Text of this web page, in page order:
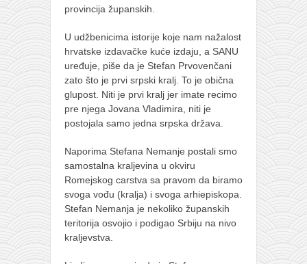
provincija županskih.
U udžbenicima istorije koje nam nažalost
hrvatske izdavačke kuće izdaju, a SANU
uređuje, piše da je Stefan Prvovenčani
zato što je prvi srpski kralj. To je obična
glupost. Niti je prvi kralj jer imate recimo
pre njega Jovana Vladimira, niti je
postojala samo jedna srpska država.
Naporima Stefana Nemanje postali smo
samostalna kraljevina u okviru
Romejskog carstva sa pravom da biramo
svoga vođu (kralja) i svoga arhiepiskopa.
Stefan Nemanja je nekoliko županskih
teritorija osvojio i podigao Srbiju na nivo
kraljevstva.